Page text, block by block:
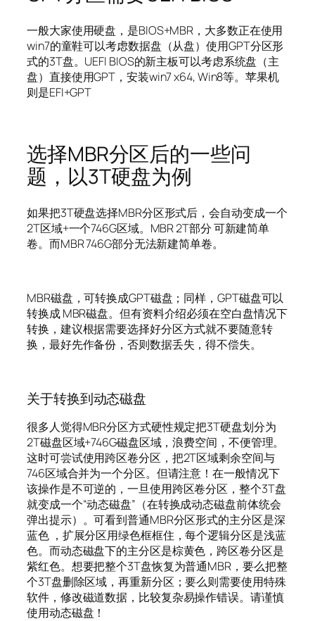
一般大家使用硬盘，是BIOS+MBR，大多数正在使用
win7的童鞋可以考虑数据盘（从盘）使用GPT分区形
式的3T盘。UEFI BIOS的新主板可以考虑系统盘（主
盘）直接使用GPT，安装win7 x64, Win8等。苹果机
则是EFI+GPT
选择MBR分区后的一些问
题，以3T硬盘为例
如果把3T硬盘选择MBR分区形式后，会自动变成一个
2T区域+一个746G区域。MBR 2T部分 可新建简单
卷。而MBR 746G部分无法新建简单卷。
MBR磁盘，可转换成GPT磁盘；同样，GPT磁盘可以
转换成 MBR磁盘。但有资料介绍必须在空白盘情况下
转换，建议根据需要选择好分区方式就不要随意转
换，最好先作备份，否则数据丢失，得不偿失。
关于转换到动态磁盘
很多人觉得MBR分区方式硬性规定把3T硬盘划分为
2T磁盘区域+746G磁盘区域，浪费空间，不便管理。
这时可尝试使用跨区卷分区，把2T区域剩余空间与
746区域合并为一个分区。但请注意！在一般情况下
该操作是不可逆的，一旦使用跨区卷分区，整个3T盘
就变成一个“动态磁盘”（在转换成动态磁盘前体统会
弹出提示）。可看到普通MBR分区形式的主分区是深
蓝色 ，扩展分区用绿色框框住，每个逻辑分区是浅蓝
色。而动态磁盘下的主分区是棕黄色，跨区卷分区是
紫红色。想要把整个3T盘恢复为普通MBR，要么把整
个3T盘删除区域，再重新分区；要么则需要使用特殊
软件，修改磁道数据，比较复杂易操作错误。请谨慎
使用动态磁盘！